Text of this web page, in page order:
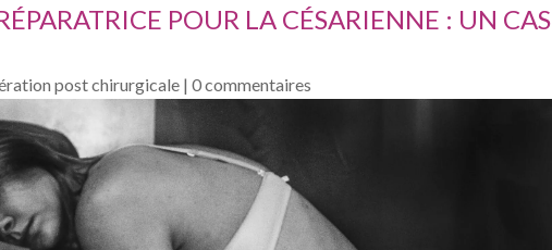
POUR LA CÉSARIENNE : UN CAS
post chirurgicale |0 commentaires